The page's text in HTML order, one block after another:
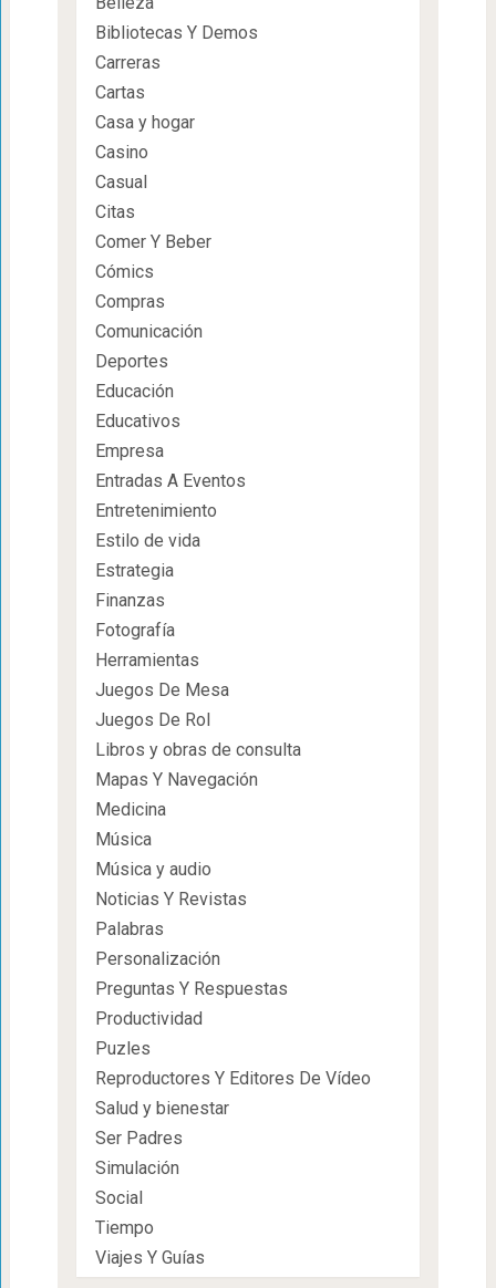
Bibliotecas Y Demos
Carreras
Cartas
Casa y hogar
Casino
Casual
Citas
Comer Y Beber
Cómics
Compras
Comunicación
Deportes
Educación
Educativos
Empresa
Entradas A Eventos
Entretenimiento
Estilo de vida
Estrategia
Finanzas
Fotografía
Herramientas
Juegos De Mesa
Juegos De Rol
Libros y obras de consulta
Mapas Y Navegación
Medicina
Música
Música y audio
Noticias Y Revistas
Palabras
Personalización
Preguntas Y Respuestas
Productividad
Puzles
Reproductores Y Editores De Vídeo
Salud y bienestar
Ser Padres
Simulación
Social
Tiempo
Viajes Y Guías